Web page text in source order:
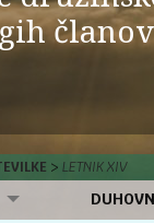
LETNIK XIV